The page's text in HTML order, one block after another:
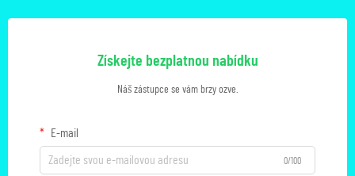
Získejte bezplatnou nabídku
Náš zástupce se vám brzy ozve.
E-mail
0/100